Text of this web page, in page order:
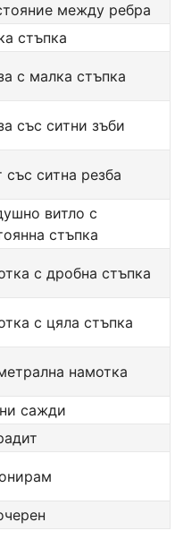
между ребра
стъпка
с малка стъпка
със ситни зъби
със ситна резба
витло с
стъпка
с дробна стъпка
с цяла стъпка
намотка
сажди